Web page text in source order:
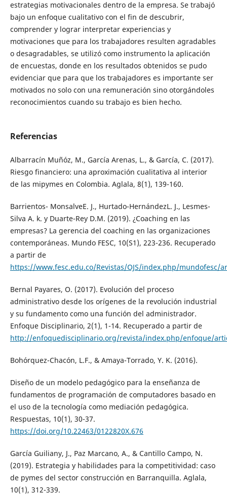
estrategias motivacionales dentro de la empresa. Se trabajó
bajo un enfoque cualitativo con el fin de descubrir,
comprender y lograr interpretar experiencias y
motivaciones que para los trabajadores resulten agradables
o desagradables, se utilizó como instrumento la aplicación
de encuestas, donde en los resultados obtenidos se pudo
evidenciar que para que los trabajadores es importante ser
motivados no solo con una remuneración sino otorgándoles
reconocimientos cuando su trabajo es bien hecho.
Referencias
Albarracín Muñóz, M., García Arenas, L., & García, C. (2017).
Riesgo financiero: una aproximación cualitativa al interior
de las mipymes en Colombia. Aglala, 8(1), 139-160.
Barrientos- MonsalveE. J., Hurtado-HernándezL. J., Lesmes-
Silva A. k. y Duarte-Rey D.M. (2019). ¿Coaching en las
empresas? La gerencia del coaching en las organizaciones
contemporáneas. Mundo FESC, 10(S1), 223-236. Recuperado
a partir de
https://www.fesc.edu.co/Revistas/OJS/index.php/mundofesc/
Bernal Payares, O. (2017). Evolución del proceso
administrativo desde los orígenes de la revolución industrial
y su fundamento como una función del administrador.
Enfoque Disciplinario, 2(1), 1-14. Recuperado a partir de
http://enfoquedisciplinario.org/revista/index.php/enfoque/
Bohórquez-Chacón, L.F., & Amaya-Torrado, Y. K. (2016).
Diseño de un modelo pedagógico para la enseñanza de
fundamentos de programación de computadores basado en
el uso de la tecnología como mediación pedagógica.
Respuestas, 10(1), 30-37.
https://doi.org/10.22463/0122820X.676
García Guiliany, J., Paz Marcano, A., & Cantillo Campo, N.
(2019). Estrategia y habilidades para la competitividad: caso
de pymes del sector construcción en Barranquilla. Aglala,
10(1), 312-339.